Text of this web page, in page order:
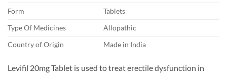
Form
Tablets
Type Of Medicines
Allopathic
Country of Origin
Made in India
Levifil 20mg Tablet is used to treat erectile dysfunction in